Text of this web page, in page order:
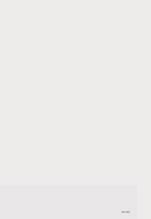
--